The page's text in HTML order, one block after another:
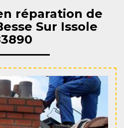
réparation de
Sur Issole